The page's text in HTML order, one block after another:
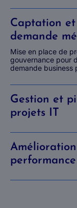
Captation
demande
Mise en place de
gouvernance pour
demande business
Gestion et
projets IT